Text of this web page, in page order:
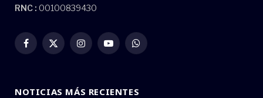
RNC : 00100839430
Facebook
X
InstagramYouTubeWhatsApp
NOTICIAS MÁS RECIENTES